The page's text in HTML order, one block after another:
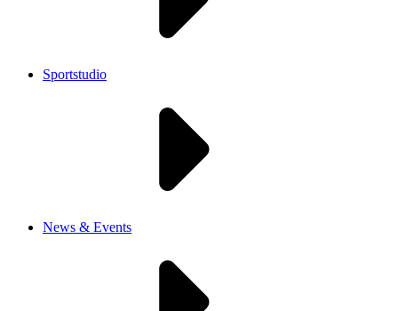
Sportstudio
News & Events